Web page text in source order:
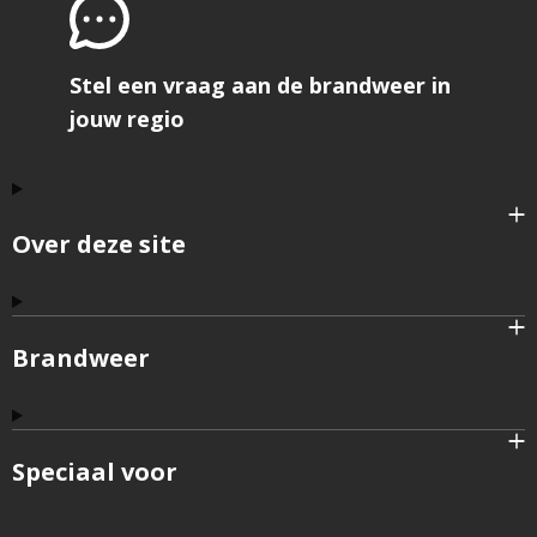
Over deze site
Brandweer
Speciaal voor
Stel een vraag aan de brandweer in
jouw regio